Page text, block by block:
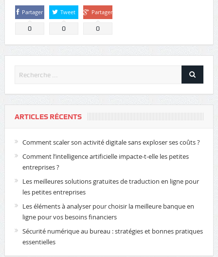
Partager
0
Tweet
0
Partager
0
ARTICLES RÉCENTS
Comment scaler son activité digitale sans exploser ses coûts ?
Comment l’intelligence artificielle impacte-t-elle les petites
entreprises ?
Les meilleures solutions gratuites de traduction en ligne pour
les petites entreprises
Les éléments à analyser pour choisir la meilleure banque en
ligne pour vos besoins financiers
Sécurité numérique au bureau : stratégies et bonnes pratiques
essentielles